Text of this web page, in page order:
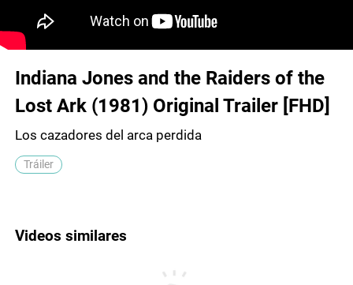
Indiana Jones and the Raiders of the
Lost Ark (1981) Original Trailer [FHD]
Los cazadores del arca perdida
Tráiler
Videos similares